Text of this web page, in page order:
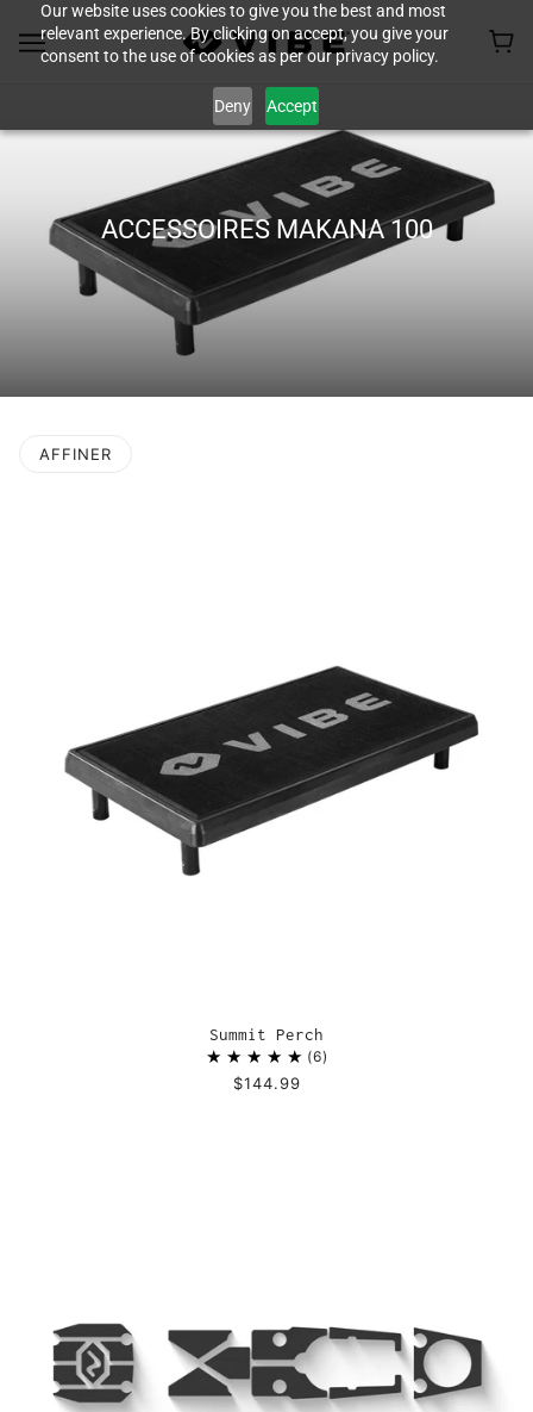
Our website uses cookies to give you the best and most
relevant experience. By clicking on accept, you give your
consent to the use of cookies as per our privacy policy.
Deny Accept
ACCESSOIRES MAKANA 100
AFFINER
Summit Perch
6
$144.99